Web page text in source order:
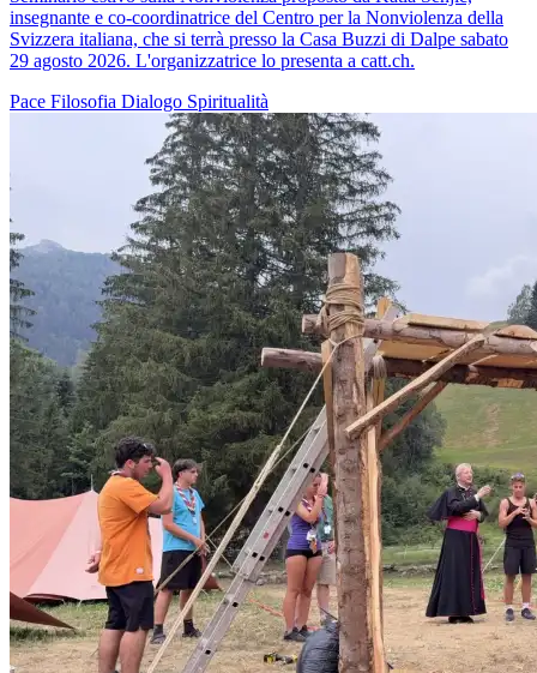
insegnante e co-coordinatrice del Centro per la Nonviolenza della
Svizzera italiana, che si terrà presso la Casa Buzzi di Dalpe sabato
29 agosto 2026. L'organizzatrice lo presenta a catt.ch.
Pace Filosofia Dialogo Spiritualità